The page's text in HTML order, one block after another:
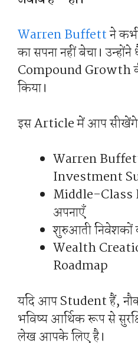
Warren Buffettने
का सपना नहीं बेचा।
Compound Growth
किया।
इस Article में आप
Warren
Investment
Middle-Class
अपनाएँ
शुरुआती निवेशकों
Wealth
Roadmap
यदि आप Student हैं,
भविष्य आर्थिक रूप से
लेख आपके लिए है।